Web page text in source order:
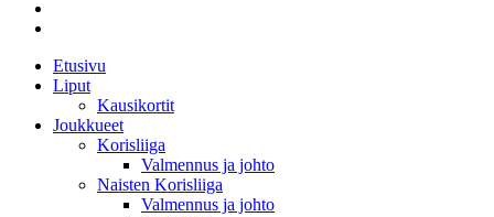
Etusivu
Liput
Kausikortit
Joukkueet
Korisliiga
Valmennus ja johto
Naisten Korisliiga
Valmennus ja johto